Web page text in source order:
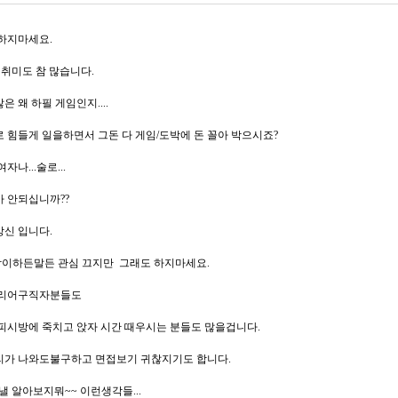
지마세요.
미도 참 많습니다.
은 왜 하필 게임인지....
힘들게 일을하면서 그돈 다 게임/도박에 돈 꼴아 박으시죠?
자나...술로...
안되십니까??
신 입니다.
이하든말든 관심 끄지만 그래도 하지마세요.
어구직자분들도
시방에 죽치고 앉자 시간 때우시는 분들도 많을겁니다.
가 나와도불구하고 면접보기 귀찮지기도 합니다.
알아보지뭐~~ 이런생각들...